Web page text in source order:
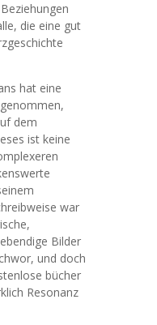
die eine gut
hat eine
dem
ist keine
war
Bilder
und doch
bücher
Resonanz